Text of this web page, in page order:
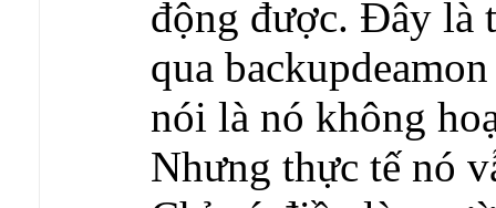
động được. Đây là
qua
nói là nó không
Nhưng thực tế nó